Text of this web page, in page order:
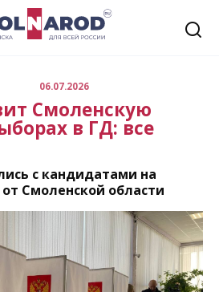
06.07.2026
Смоленскую
в ГД: все
с кандидатами на
Смоленской области